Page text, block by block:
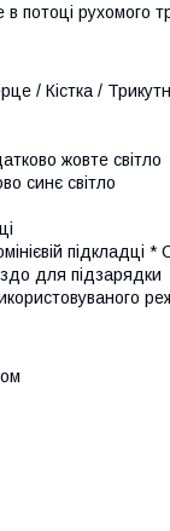
потоці рухомого
/ Кістка /
жовте світло
синє світло
підкладці *
для підзарядки